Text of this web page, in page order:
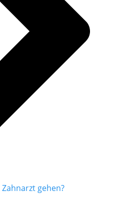
gehen?